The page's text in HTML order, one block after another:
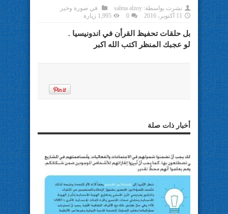
نشرت بواسطة: salma alzoy في صورة وخبر
11 أكتوبر، 2016
0 1,995 زيارة
بل حلقات تحفيظ القرأن في اندونيسيا .
لو عجبك المنظر اكتب الله اكبر
أخبار ذات صلة